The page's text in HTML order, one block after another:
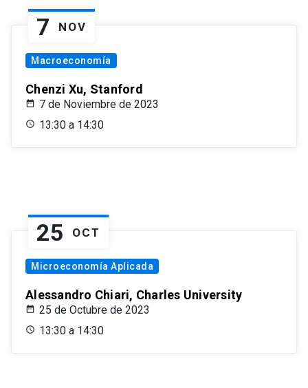
7 NOV
Macroeconomía
Chenzi Xu, Stanford
7 de Noviembre de 2023
13:30 a 14:30
25 OCT
Microeconomía Aplicada
Alessandro Chiari, Charles University
25 de Octubre de 2023
13:30 a 14:30